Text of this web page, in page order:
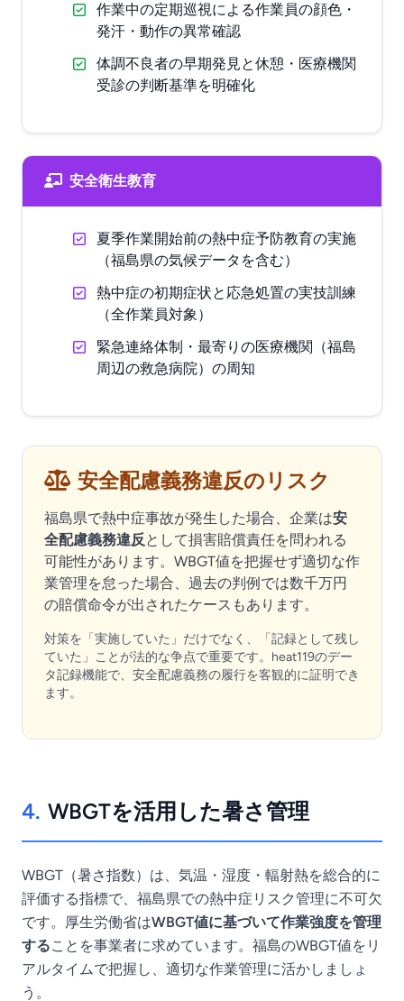
作業中の定期巡視による作業員の顔色・
発汗・動作の異常確認
体調不良者の早期発見と休憩・医療機関
受診の判断基準を明確化
安全衛生教育
夏季作業開始前の熱中症予防教育の実施
（福島県の気候データを含む）
熱中症の初期症状と応急処置の実技訓練
（全作業員対象）
緊急連絡体制・最寄りの医療機関（福島
周辺の救急病院）の周知
安全配慮義務違反のリスク
福島県で熱中症事故が発生した場合、企業は安
全配慮義務違反として損害賠償責任を問われる
可能性があります。WBGT値を把握せず適切な作
業管理を怠った場合、過去の判例では数千万円
の賠償命令が出されたケースもあります。
対策を「実施していた」だけでなく、「記録として残し
ていた」ことが法的な争点で重要です。heat119のデー
タ記録機能で、安全配慮義務の履行を客観的に証明でき
ます。
4. WBGTを活用した暑さ管理
WBGT（暑さ指数）は、気温・湿度・輻射熱を総合的に
評価する指標で、福島県での熱中症リスク管理に不可欠
です。厚生労働省はWBGT値に基づいて作業強度を管理
することを事業者に求めています。福島のWBGT値をリ
アルタイムで把握し、適切な作業管理に活かしましょ
う。